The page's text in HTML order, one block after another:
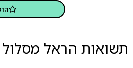
תשואות הראל